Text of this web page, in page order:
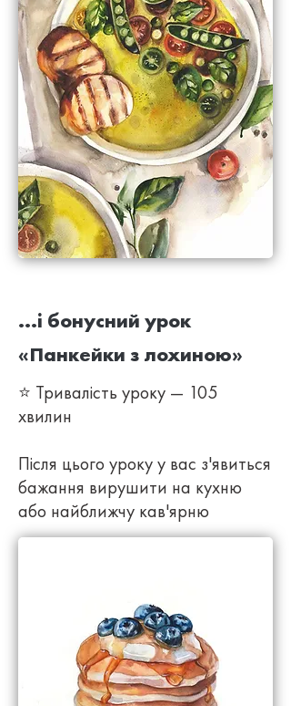
...і бонусний урок
«Панкейки з лохиною»
⭐ Тривалість уроку — 105
хвилин
Після цього уроку у вас з'явиться
бажання вирушити на кухню
або найближчу кав'ярню